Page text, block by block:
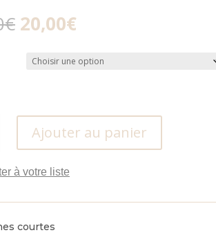
€ Le
prix
initial
était :
20,00€Le
actuel
est :
Ajouter au panier
à votre liste
courtes